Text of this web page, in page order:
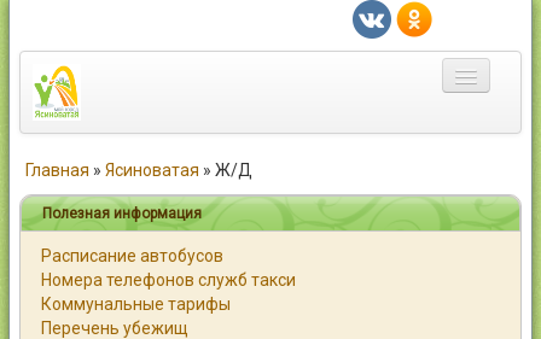
Город
Статьи
Каталог
Главная » Ясиноватая » Ж/Д
Полезная информация
Расписание автобусов
Номера телефонов служб такси
Коммунальные тарифы
Перечень убежищ